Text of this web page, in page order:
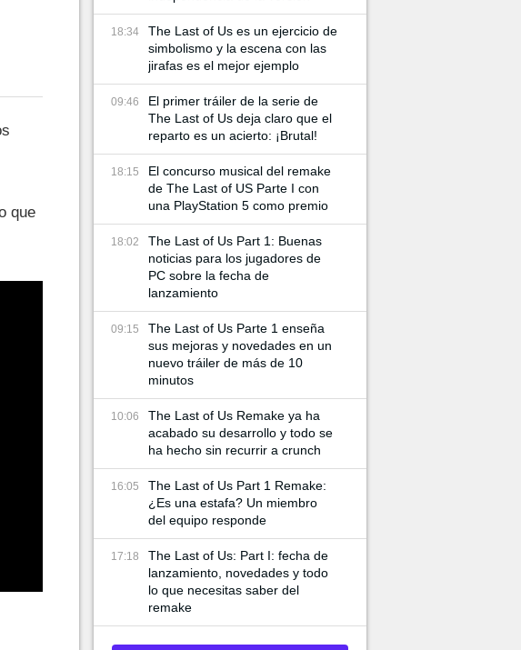
que
18:34
The Last of Us es un ejercicio de
simbolismo y la escena con las
jirafas es el mejor ejemplo
09:46
El primer tráiler de la serie de
The Last of Us deja claro que el
reparto es un acierto: ¡Brutal!
18:15
El concurso musical del remake
de The Last of US Parte I con
una PlayStation 5 como premio
18:02
The Last of Us Part 1: Buenas
noticias para los jugadores de
PC sobre la fecha de
lanzamiento
09:15
The Last of Us Parte 1 enseña
sus mejoras y novedades en un
nuevo tráiler de más de 10
minutos
10:06
The Last of Us Remake ya ha
acabado su desarrollo y todo se
ha hecho sin recurrir a crunch
16:05
The Last of Us Part 1 Remake:
¿Es una estafa? Un miembro
del equipo responde
17:18
The Last of Us: Part I: fecha de
lanzamiento, novedades y todo
lo que necesitas saber del
remake